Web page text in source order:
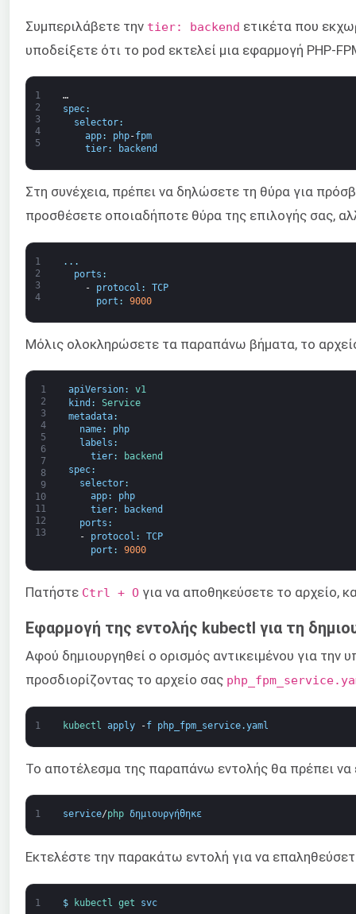
Συμπεριλάβετε την tier: backend ετικέτα που
υποδείξετε ότι το pod εκτελεί μια εφαρμογή PHP-
1
2
3
4
5
…
spec:
selector:
app: php-fpm
tier: backend
Στη συνέχεια, πρέπει να δηλώσετε τη θύρα για
προσθέσετε οποιαδήποτε θύρα της επιλογής σας,
1
2
3
4
. . .
ports :
-
protocol :
TCP
port : 9000
Μόλις ολοκληρώσετε τα παραπάνω βήματα, το
1
2
3
4
5
6
7
8
9
10
11
12
13
apiVersion:
v1
kind :
Service
metadata:
name:
php
labels :
tier:
backend
spec:
selector:
app:
php
tier:
backend
ports :
-
protocol :
TCP
port : 9000
Πατήστε Ctrl + O για να αποθηκεύσετε το αρχείο,
Εφαρμογή της εντολής kubectl για τη
Αφού δημιουργηθεί ο ορισμός αντικειμένου για την
προσδιορίζοντας το αρχείο σας
1 kubectl apply -f php_fpm_service.yaml
Το αποτέλεσμα της παραπάνω εντολής θα πρέπει να
1 service/php δημιουργήθηκε
Εκτελέστε την παρακάτω εντολή για να
1 $ kubectl get svc